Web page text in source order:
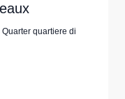
quartiere di